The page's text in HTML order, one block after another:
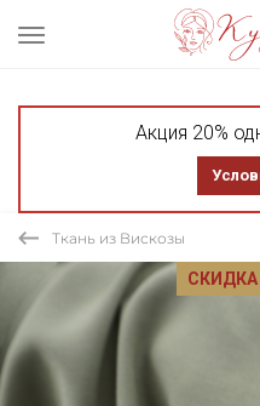
Акция 20%
Ткань из Вискозы
СКИДКА